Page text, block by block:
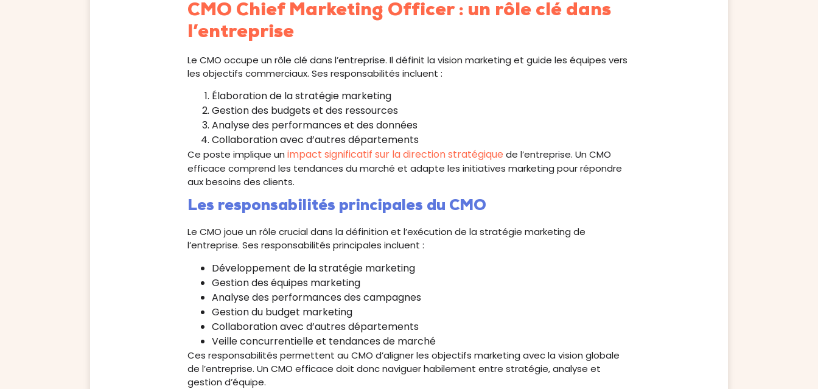
CMO Chief Marketing Officer : un rôle clé dans
l’entreprise
Le CMO occupe un rôle clé dans l’entreprise. Il définit la vision marketing et guide les équipes vers
les objectifs commerciaux. Ses responsabilités incluent :
Élaboration de la stratégie marketing
Gestion des budgets et des ressources
Analyse des performances et des données
Collaboration avec d’autres départements
Ce poste implique unimpact significatif sur la direction stratégique de l’entreprise. Un CMO
efficace comprend les tendances du marché et adapte les initiatives marketing pour répondre
aux besoins des clients.
Les responsabilités principales du CMO
Le CMO joue un rôle crucial dans la définition et l’exécution de la stratégie marketing de
l’entreprise. Ses responsabilités principales incluent :
Développement de la stratégie marketing
Gestion des équipes marketing
Analyse des performances des campagnes
Gestion du budget marketing
Collaboration avec d’autres départements
Veille concurrentielle et tendances de marché
Ces responsabilités permettent au CMO d’aligner les objectifs marketing avec la vision globale
de l’entreprise. Un CMO efficace doit donc naviguer habilement entre stratégie, analyse et
gestion d’équipe.